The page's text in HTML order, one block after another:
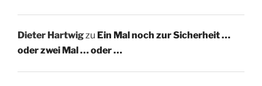
Dieter Hartwigzu Ein Mal noch zur Sicherheit …
oder zwei Mal … oder …